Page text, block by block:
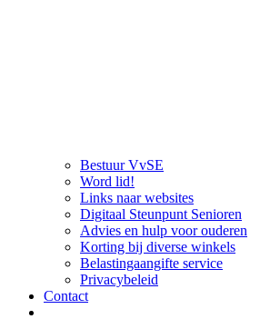
Bestuur VvSE
Word lid!
Links naar websites
Digitaal Steunpunt Senioren
Advies en hulp voor ouderen
Korting bij diverse winkels
Belastingaangifte service
Privacybeleid
Contact